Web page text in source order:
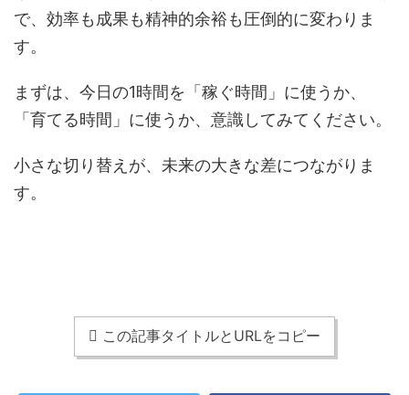
で、効率も成果も精神的余裕も圧倒的に変わりま
す。
まずは、今日の1時間を「稼ぐ時間」に使うか、
「育てる時間」に使うか、意識してみてください。
小さな切り替えが、未来の大きな差につながりま
す。
この記事タイトルとURLをコピー